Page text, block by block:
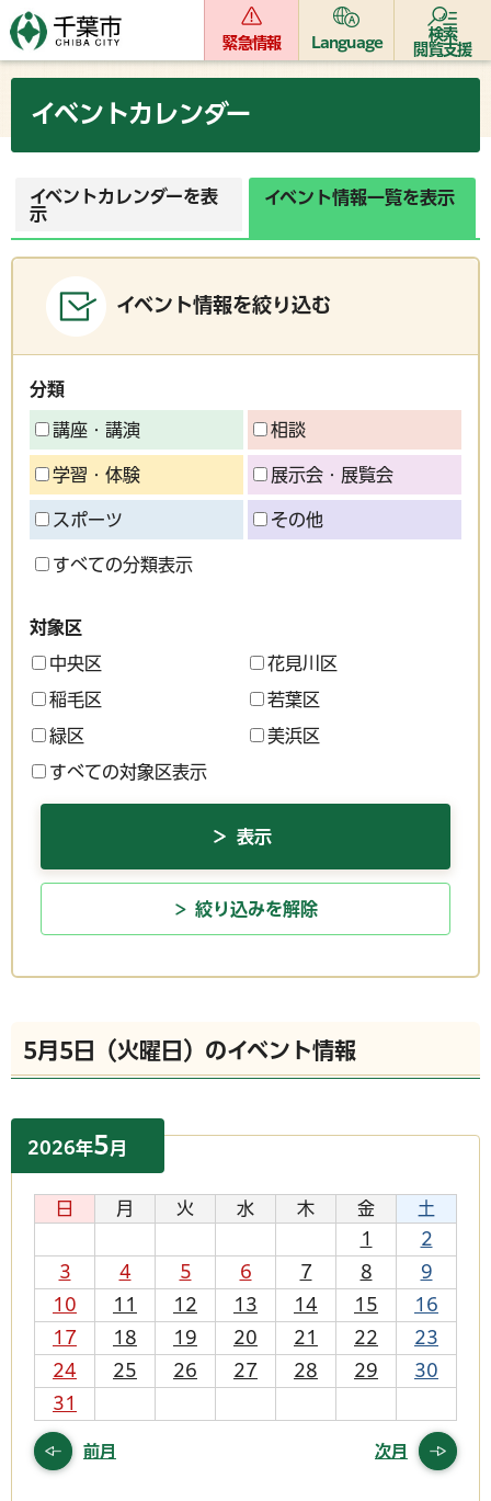
緊急情報 Language
検索
閲覧支援
イベントカレンダー
イベントカレンダーを表
示
イベント情報一覧を表示
イベント情報を絞り込む
分類
講座・講演 相談
学習・体験 展示会・展覧会
スポーツ その他
すべての分類表示
対象区
中央区 花見川区
稲毛区 若葉区
緑区 美浜区
すべての対象区表示
絞り込みを解除
5月5日（火曜日）のイベント情報
2026年5月
日 月 火 水 木 金
土
1
2
3
4 5 6 7 8
9
10
11 12 13 14 15
16
17
18 19 20 21 22
23
24
25 26 27 28 29
30
31
前月 次月